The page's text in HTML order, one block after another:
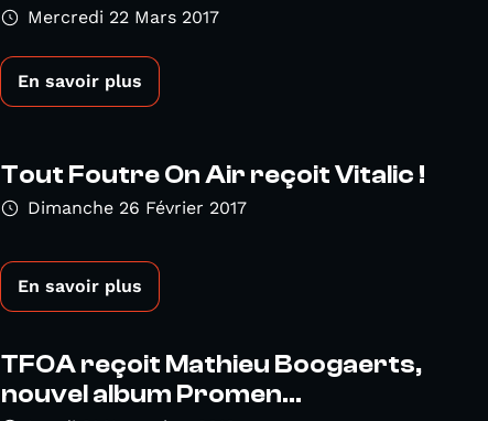
Mercredi 22 Mars 2017
En savoir plus
Tout Foutre On Air reçoit Vitalic !
Dimanche 26 Février 2017
En savoir plus
TFOA reçoit Mathieu Boogaerts,
nouvel album Promen...